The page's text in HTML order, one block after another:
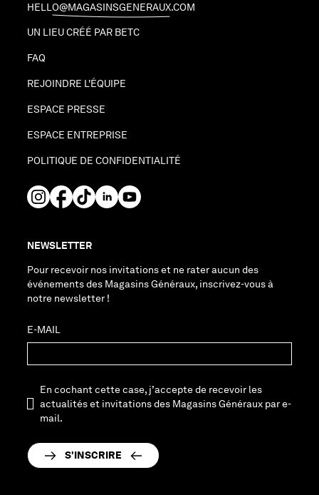
HELLO@MAGASINSGENERAUX.COM
UN LIEU CRÉÉ PAR BETC
FAQ
REJOINDRE L'ÉQUIPE
ESPACE PRESSE
ESPACE ENTREPRISE
POLITIQUE DE CONFIDENTIALITÉ
NEWSLETTER
Pour recevoir nos invitations et ne rater aucun des
événements des Magasins Généraux, inscrivez-vous à
notre newsletter !
E-MAIL
En cochant cette case, j’accepte de recevoir les
actualités et invitations des Magasins Généraux par e-
mail.
S'INSCRIRE